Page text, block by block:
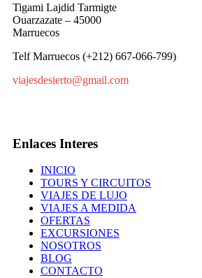
Tigami Lajdid Tarmigte
Ouarzazate – 45000
Marruecos
Telf Marruecos (+212) 667-066-799)
viajesdesierto@gmail.com
Enlaces Interes
INICIO
TOURS Y CIRCUITOS
VIAJES DE LUJO
VIAJES A MEDIDA
OFERTAS
EXCURSIONES
NOSOTROS
BLOG
CONTACTO